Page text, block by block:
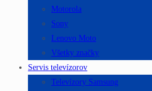
Motorola
Sony
Lenovo Moto
Všetky značky
Servis televízorov
Televízory Samsung